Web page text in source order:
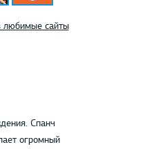
любимые сайты
Спанч
огромный